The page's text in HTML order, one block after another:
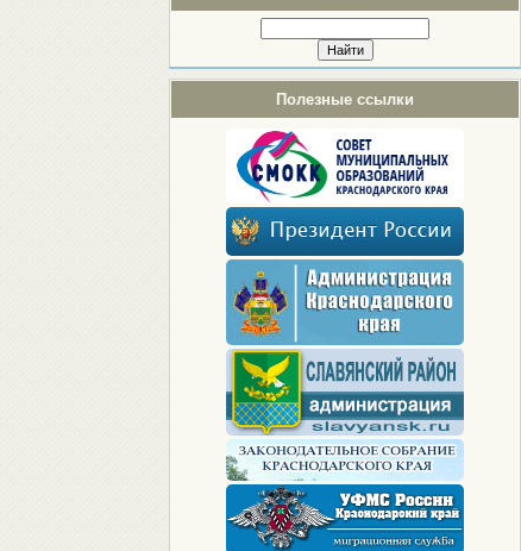
Полезные ссылки